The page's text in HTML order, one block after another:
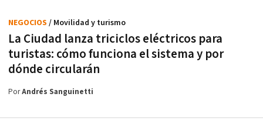
La Ciudad lanza triciclos eléctricos para
turistas: cómo funciona el sistema y por
dónde circularán
NEGOCIOS / Movilidad y turismo
PorAndrés Sanguinetti